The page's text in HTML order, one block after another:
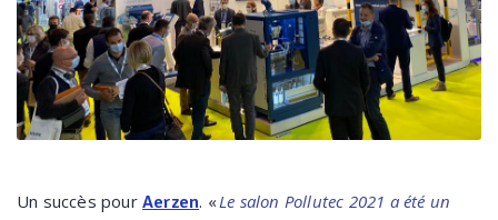
Un succès pour Aerzen. «Le salon Pollutec 2021 a été un